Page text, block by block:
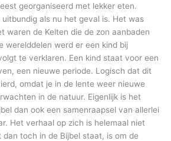
georganiseerd met lekker eten.
als nu het geval is. Het was
waren de Kelten die de zon aanbaden
werelddelen werd er een kind bij
te verklaren. Een kind staat voor een
een nieuwe periode. Logisch dat dit
omdat je in de lente weer nieuwe
in de natuur. Eigenlijk is het
dan ook een samenraapsel van allerlei
Het verhaal op zich is helemaal niet
dan toch in de Bijbel staat, is om de